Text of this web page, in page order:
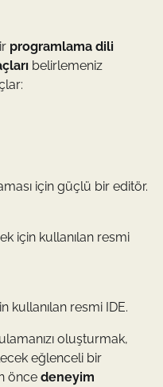
programlama dili
belirlemeniz
için güçlü bir editör.
için kullanılan resmi
kullanılan resmi IDE.
oluşturmak,
eğlenceli bir
önce deneyim